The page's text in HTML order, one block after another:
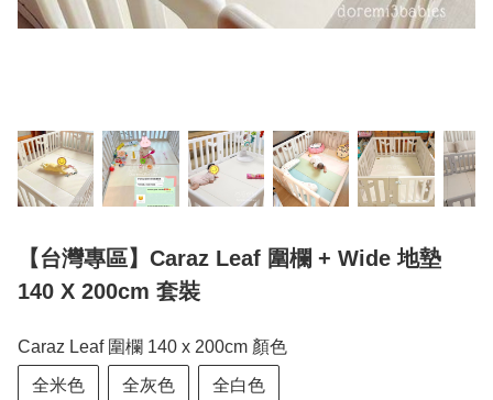
【台灣專區】Caraz Leaf 圍欄 + Wide 地墊
140 X 200cm 套裝
Caraz Leaf 圍欄 140 x 200cm 顏色
全米色 全灰色 全白色